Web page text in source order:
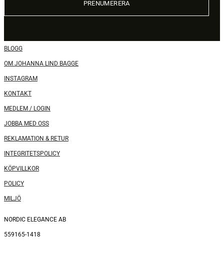
BLOGG
OM JOHANNA LIND BAGGE
INSTAGRAM
KONTAKT
MEDLEM / LOGIN
JOBBA MED OSS
REKLAMATION & RETUR
INTEGRITETSPOLICY
KÖPVILLKOR
POLICY
MILJÖ
NORDIC ELEGANCE AB
559165-1418